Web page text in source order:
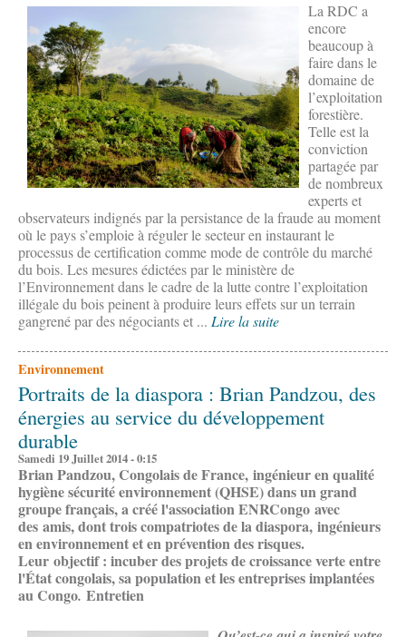
La RDC a
encore
beaucoup à
faire dans le
domaine de
l’exploitation
forestière.
Telle est la
conviction
partagée par
de nombreux
experts et
observateurs indignés par la persistance de la fraude au moment
où le pays s’emploie à réguler le secteur en instaurant le
processus de certification comme mode de contrôle du marché
du bois. Les mesures édictées par le ministère de
l’Environnement dans le cadre de la lutte contre l’exploitation
illégale du bois peinent à produire leurs effets sur un terrain
gangrené par des négociants et ... Lire la suite
Environnement
Portraits de la diaspora : Brian Pandzou, des
énergies au service du développement
durable
Samedi 19 Juillet 2014 - 0:15
Brian Pandzou, Congolais de France, ingénieur en qualité
hygiène sécurité environnement (QHSE) dans un grand
groupe français, a créé l'association ENRCongo avec
des amis, dont trois compatriotes de la diaspora, ingénieurs
en environnement et en prévention des risques.
Leur objectif : incuber des projets de croissance verte entre
l'État congolais, sa population et les entreprises implantées
au Congo. Entretien